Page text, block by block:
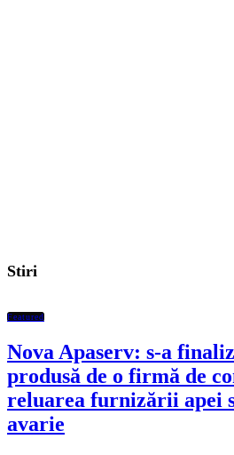
Stiri
Featured
Nova Apaserv: s-a
produsă de o firmă de
reluarea furnizării apei
avarie